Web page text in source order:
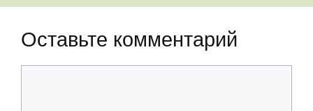
Оставьте комментарий